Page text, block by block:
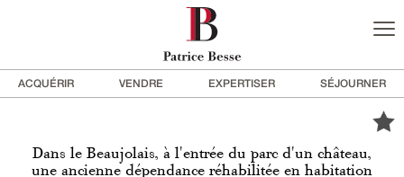
ACQUÉRIR VENDRE EXPERTISER SÉJOURNER
Dans le Beaujolais, à l'entrée du parc d'un château,
une ancienne dépendance réhabilitée en habitation